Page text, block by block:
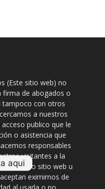
(Este sitio web) no
firma de abogados o
tampoco con otros
a nuestros
publico que le
o asistencia que
responsables
visitantes a la
nuestro sitio web u
eximirnos de
aqui